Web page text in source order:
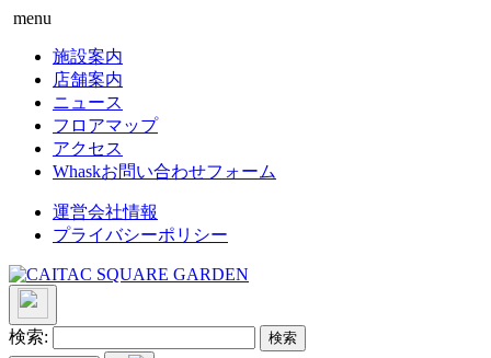
menu
施設案内
店舗案内
ニュース
フロアマップ
アクセス
Whaskお問い合わせフォーム
運営会社情報
プライバシーポリシー
検索: